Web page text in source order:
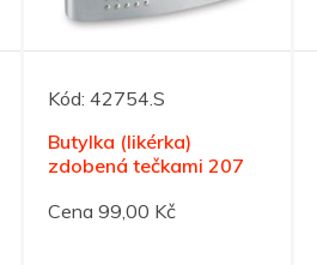
Kód:42754.S
Butylka (likérka)
zdobená tečkami 207
Cena 99,00 Kč